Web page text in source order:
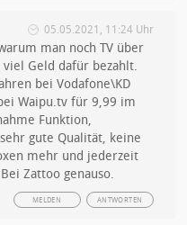
05.05.2021, 11:24 Uhr
man noch TV über
viel Geld dafür bezahlt.
bei Vodafone\KD
Waipu.tv für 9,99 im
Funktion,
gute Qualität, keine
mehr und jederzeit
Zattoo genauso.
ANTWORTEN
MELDEN